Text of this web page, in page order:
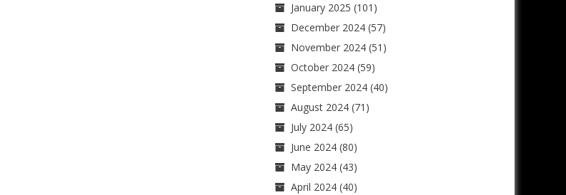
January 2025 (101)
December 2024(57)
November 2024(51)
October 2024(59)
September 2024(40)
August 2024(71)
July 2024(65)
June 2024(80)
May 2024(43)
April 2024(40)